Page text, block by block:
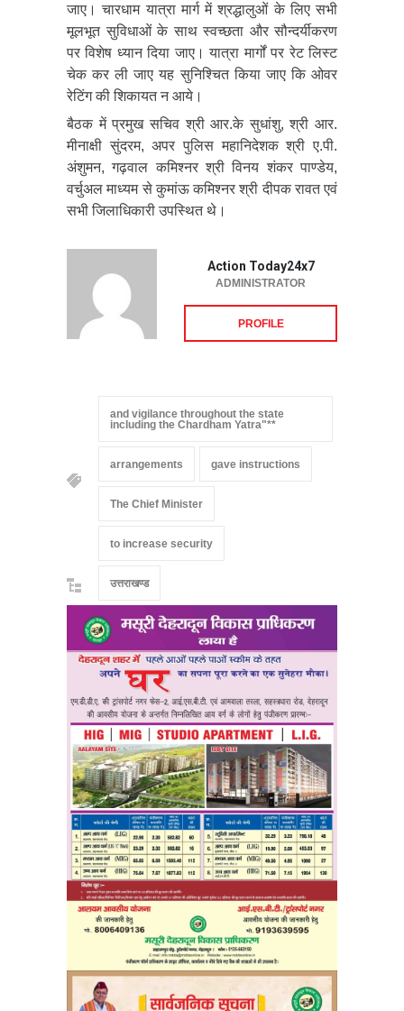
जाए। चारधाम यात्रा मार्ग में श्रद्धालुओं के लिए सभी
मूलभूत सुविधाओं के साथ स्वच्छता और सौन्दर्यीकरण
पर विशेष ध्यान दिया जाए। यात्रा मार्गों पर रेट लिस्ट
चेक कर ली जाए यह सुनिश्चित किया जाए कि ओवर
रेटिंग की शिकायत न आये।
बैठक में प्रमुख सचिव श्री आर.के सुधांशु, श्री आर.
मीनाक्षी सुंदरम, अपर पुलिस महानिदेशक श्री ए.पी.
अंशुमन, गढ़वाल कमिश्नर श्री विनय शंकर पाण्डेय,
वर्चुअल माध्यम से कुमांऊ कमिश्नर श्री दीपक रावत एवं
सभी जिलाधिकारी उपस्थित थे।
Action Today24x7
ADMINISTRATOR
PROFILE
and vigilance throughout the state
including the Chardham Yatra"**
arrangements gave instructions
The Chief Minister
to increase security
उत्तराखण्ड